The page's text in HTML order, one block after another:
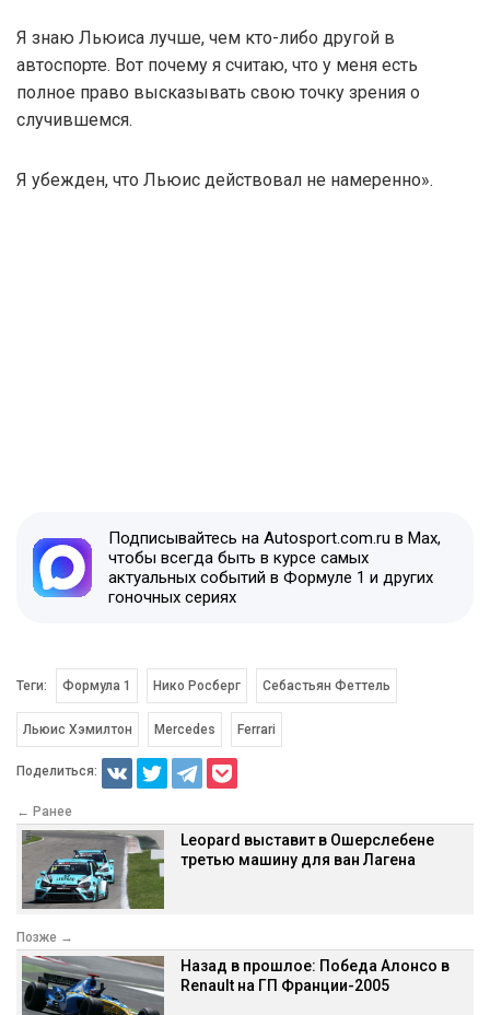
Я знаю Льюиса лучше, чем кто-либо другой в
автоспорте. Вот почему я считаю, что у меня есть
полное право высказывать свою точку зрения о
случившемся.
Я убежден, что Льюис действовал не намеренно».
Подписывайтесь на Autosport.com.ru в Max,
чтобы всегда быть в курсе самых
актуальных событий в Формуле 1 и других
гоночных сериях
Теги: Формула 1 Нико Росберг Себастьян Феттель
Льюис Хэмилтон Mercedes Ferrari
Поделиться:
← Ранее
Leopard выставит в Ошерслебене
третью машину для ван Лагена
Позже →
Назад в прошлое: Победа Алонсо в
Renault на ГП Франции-2005